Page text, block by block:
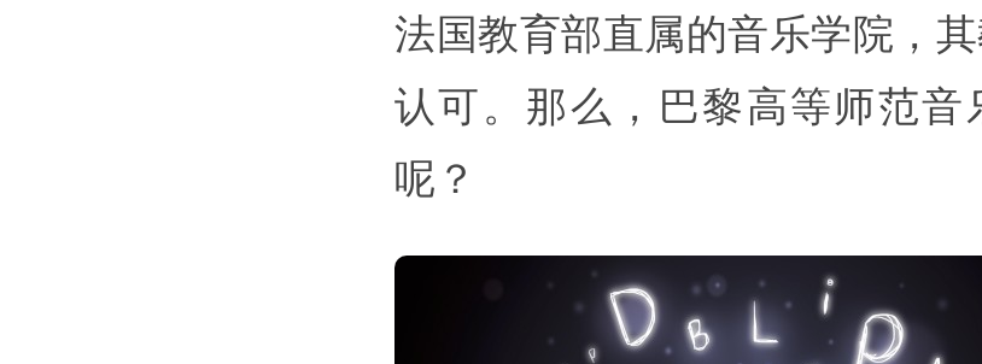
法国教育部直属的音乐学院，
认可。那么，巴黎高等师范音
呢？